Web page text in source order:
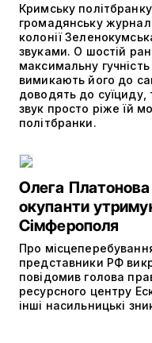
Кримську
громадянську
колонії
звуками. О шостій
максимальну
вимикають його до
доводять до
звук просто ріже їй
політбранки.
Олега
окупанти
Сімферополя
Про
представники РФ
повідомив голова
ресурсного центру
інші насильницькі